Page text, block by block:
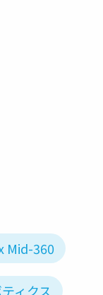
Mid-360
ィクス